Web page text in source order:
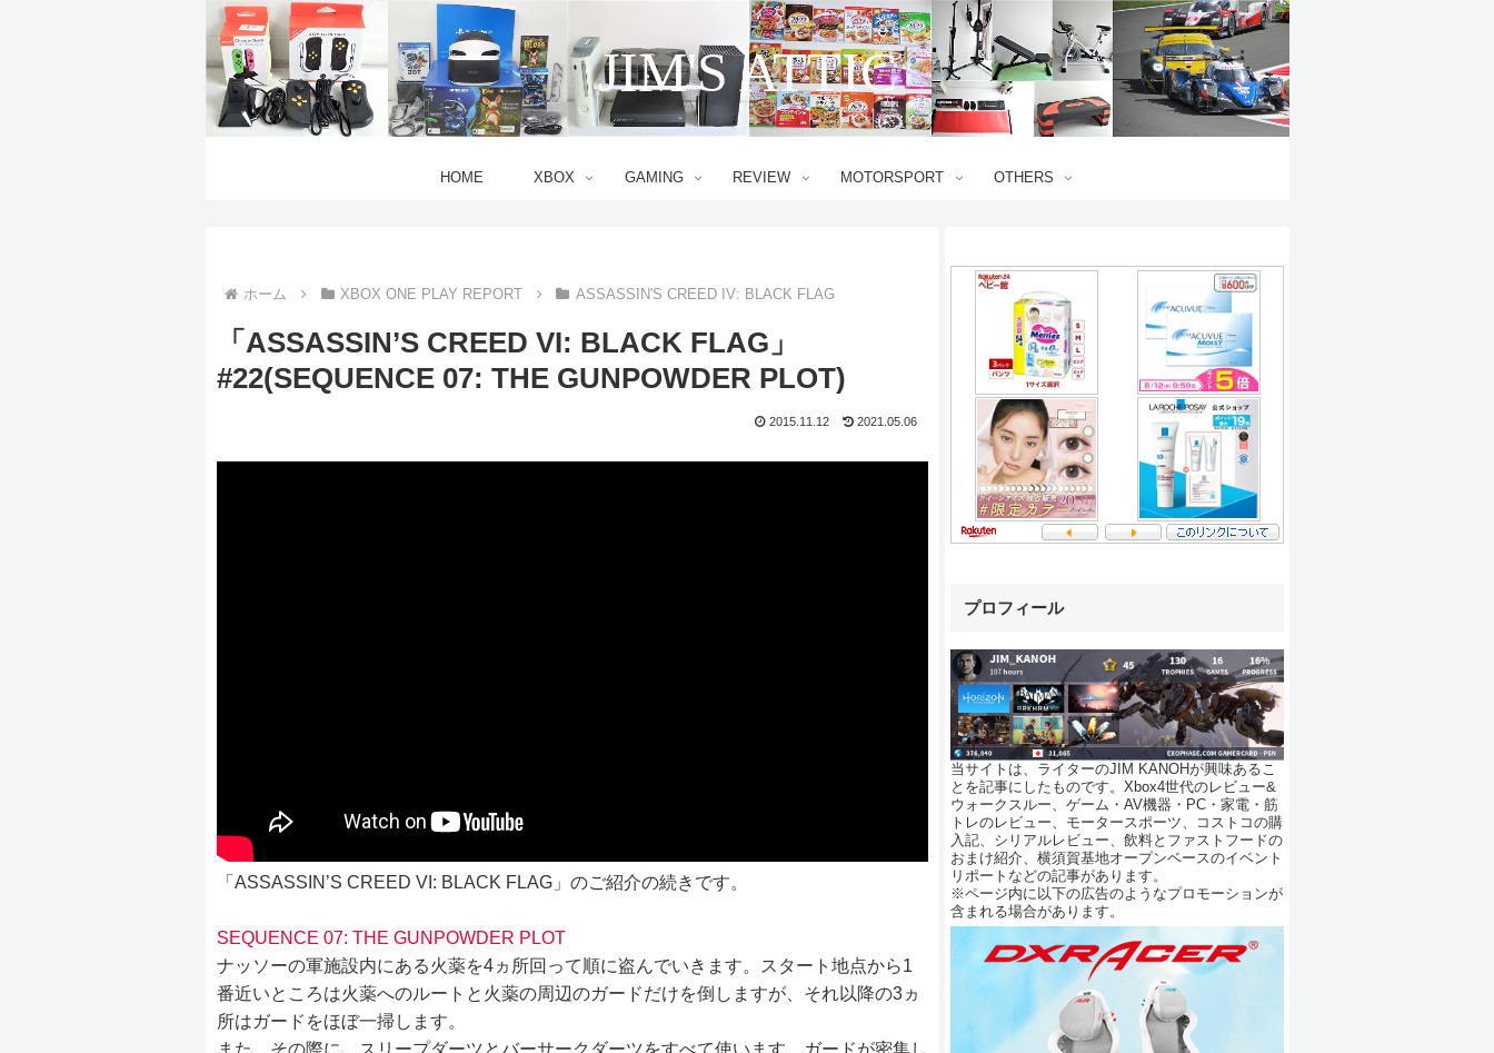
JIM'S ATTIC
HOME XBOX GAMING REVIEW MOTORSPORT OTHERS
ホーム XBOX ONE PLAY REPORT ASSASSIN'S CREED IV: BLACK FLAG
「ASSASSIN’S CREED VI: BLACK FLAG」
#22(SEQUENCE 07: THE GUNPOWDER PLOT)
2015.11.12 2021.05.06
「ASSASSIN’S CREED VI: BLACK FLAG」のご紹介の続きです。
SEQUENCE 07: THE GUNPOWDER PLOT
ナッソーの軍施設内にある火薬を4ヵ所回って順に盗んでいきます。スタート地点から1
番近いところは火薬へのルートと火薬の周辺のガードだけを倒しますが、それ以降の3ヵ
所はガードをほぼ一掃します。
プロフィール
当サイトは、ライターのJIM KANOHが興味あるこ
とを記事にしたものです。Xbox4世代のレビュー&
ウォークスルー、ゲーム・AV機器・PC・家電・筋
トレのレビュー、モータースポーツ、コストコの購
入記、シリアルレビュー、飲料とファストフードの
おまけ紹介、横須賀基地オープンベースのイベント
リポートなどの記事があります。
※ページ内に以下の広告のようなプロモーションが
含まれる場合があります。